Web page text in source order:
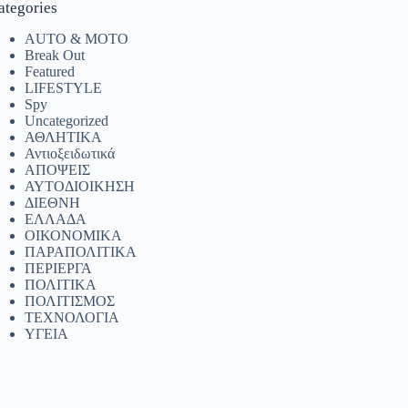
AUTO & MOTO
Break Out
Featured
LIFESTYLE
Spy
Uncategorized
ΑΘΛΗΤΙΚΑ
Αντιοξειδωτικά
ΑΠΟΨΕΙΣ
ΑΥΤΟΔΙΟΙΚΗΣΗ
ΔΙΕΘΝΗ
ΕΛΛΑΔΑ
ΟΙΚΟΝΟΜΙΚΑ
ΠΑΡΑΠΟΛΙΤΙΚΑ
ΠΕΡΙΕΡΓΑ
ΠΟΛΙΤΙΚΑ
ΠΟΛΙΤΙΣΜΟΣ
ΤΕΧΝΟΛΟΓΙΑ
ΥΓΕΙΑ